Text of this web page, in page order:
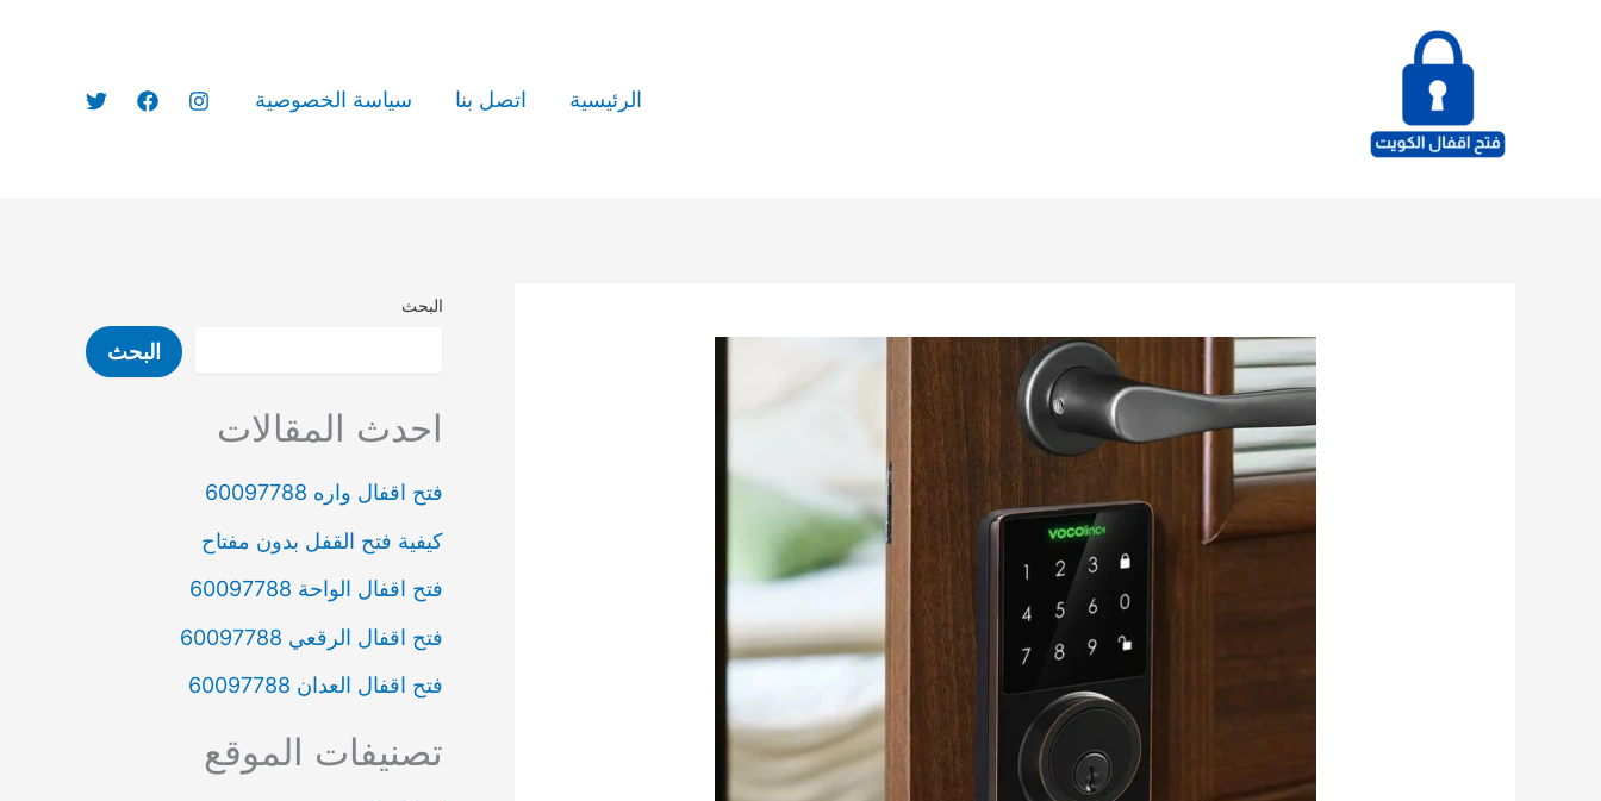
الرئيسية اتصل بنا سياسة الخصوصية
البحث
البحث
احدث المقالات
فتح اقفال واره‏ 60097788
كيفية فتح القفل بدون مفتاح
فتح اقفال الواحة‏ 60097788
فتح اقفال الرقعي‏ 60097788
فتح اقفال العدان‏ 60097788
تصنيفات الموقع